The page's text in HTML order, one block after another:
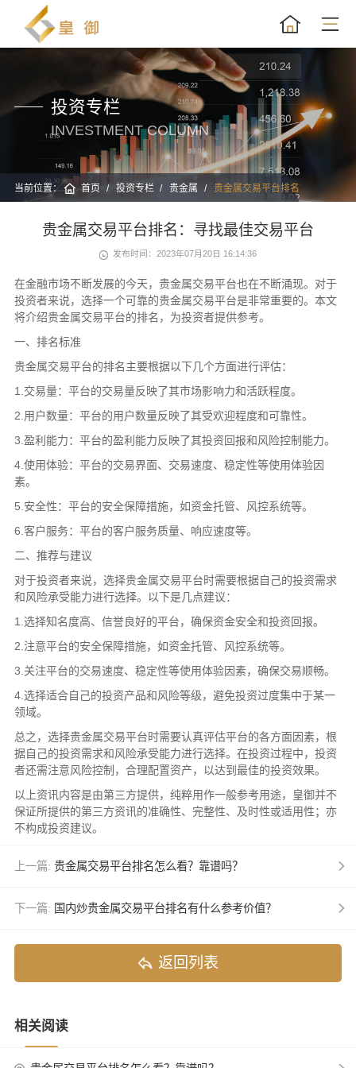
投资专栏
INVESTMENT COLUMN
当前位置： 首页 投资专栏 贵金属 贵金属交易平台排名
贵金属交易平台排名：寻找最佳交易平台
发布时间：2023年07月20日 16:14:36
在金融市场不断发展的今天，贵金属交易平台也在不断涌现。对于
投资者来说，选择一个可靠的贵金属交易平台是非常重要的。本文
将介绍贵金属交易平台的排名，为投资者提供参考。
一、排名标准
贵金属交易平台的排名主要根据以下几个方面进行评估：
1.交易量：平台的交易量反映了其市场影响力和活跃程度。
2.用户数量：平台的用户数量反映了其受欢迎程度和可靠性。
3.盈利能力：平台的盈利能力反映了其投资回报和风险控制能力。
4.使用体验：平台的交易界面、交易速度、稳定性等使用体验因
素。
5.安全性：平台的安全保障措施，如资金托管、风控系统等。
6.客户服务：平台的客户服务质量、响应速度等。
二、推荐与建议
对于投资者来说，选择贵金属交易平台时需要根据自己的投资需求
和风险承受能力进行选择。以下是几点建议：
1.选择知名度高、信誉良好的平台，确保资金安全和投资回报。
2.注意平台的安全保障措施，如资金托管、风控系统等。
3.关注平台的交易速度、稳定性等使用体验因素，确保交易顺畅。
4.选择适合自己的投资产品和风险等级，避免投资过度集中于某一
领域。
总之，选择贵金属交易平台时需要认真评估平台的各方面因素，根
据自己的投资需求和风险承受能力进行选择。在投资过程中，投资
者还需注意风险控制，合理配置资产，以达到最佳的投资效果。
以上资讯内容是由第三方提供，纯粹用作一般参考用途，皇御并不
保证所提供的第三方资讯的准确性、完整性、及时性或适用性；亦
不构成投资建议。
上一篇: 贵金属交易平台排名怎么看？靠谱吗？
下一篇: 国内炒贵金属交易平台排名有什么参考价值？
返回列表
相关阅读